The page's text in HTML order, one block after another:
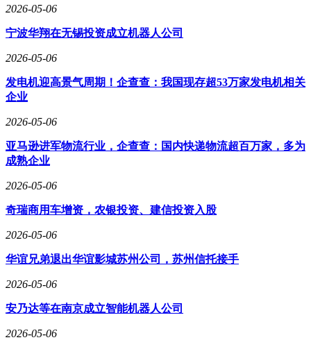
2026-05-06
宁波华翔在无锡投资成立机器人公司
2026-05-06
发电机迎高景气周期！企查查：我国现存超53万家发电机相关
企业
2026-05-06
亚马逊进军物流行业，企查查：国内快递物流超百万家，多为
成熟企业
2026-05-06
奇瑞商用车增资，农银投资、建信投资入股
2026-05-06
华谊兄弟退出华谊影城苏州公司，苏州信托接手
2026-05-06
安乃达等在南京成立智能机器人公司
2026-05-06